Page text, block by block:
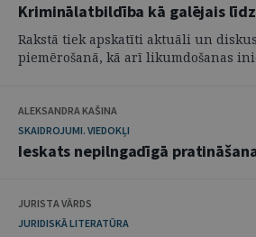
Kriminālatbildība kā galējais
Rakstā tiek apskatīti aktuāli un
piemērošanā, kā arī likumdošanas
ALEKSANDRA KAŠINA
SKAIDROJUMI. VIEDOKĻI
Ieskats nepilngadīgā
JURISTA VĀRDS
JURIDISKĀ LITERATŪRA